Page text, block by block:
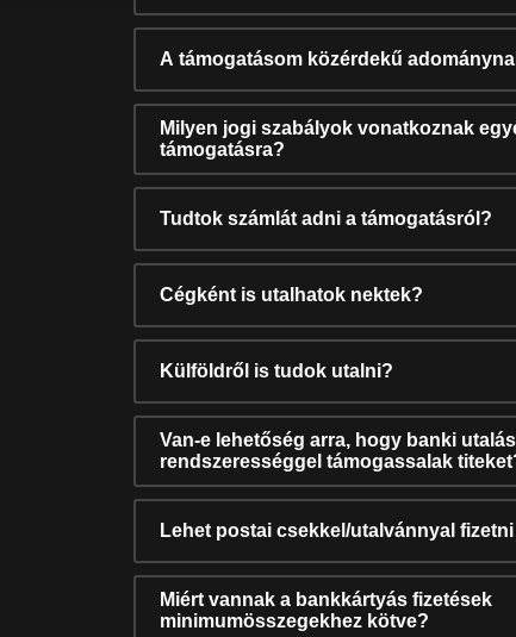
A támogatásom közérdekű
Milyen jogi szabályok vonatkoznak
támogatásra?
Tudtok számlát adni a támogatásról?
Cégként is utalhatok nektek?
Külföldről is tudok utalni?
Van-e lehetőség arra, hogy banki
rendszerességgel támogassalak
Lehet postai csekkel/utalvánnyal
Miért vannak a bankkártyás fizetések
minimumösszegekhez kötve?